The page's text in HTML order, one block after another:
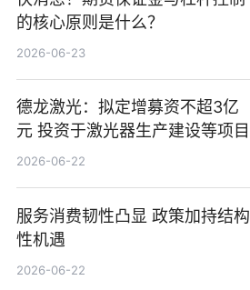
的核心原则是什么？
2026-06-23
德龙激光：拟定增募资不超3亿
元 投资于激光器生产建设等项目
2026-06-22
服务消费韧性凸显 政策加持结构
性机遇
2026-06-22